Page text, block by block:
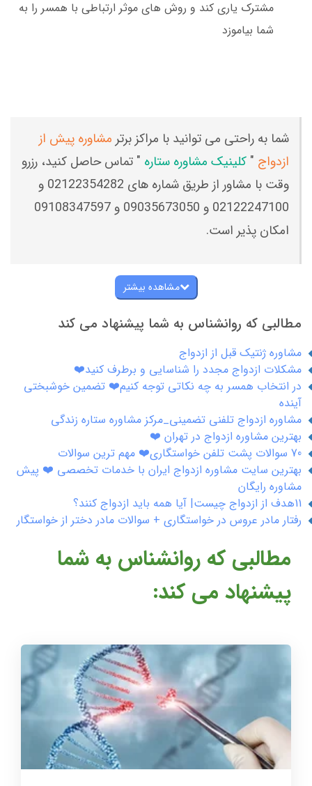
مشترک یاری کند و روش های موثر ارتباطی با همسر را به
شما بیاموزد
شما به راحتی می توانید با مراکز برتر مشاوره پیش از
ازدواج " کلینیک مشاوره ستاره " تماس حاصل کنید، رزرو
وقت با مشاور از طریق شماره های 02122354282 و
02122247100 و 09035673050 و 09108347597
امکان پذیر است.
مشاهده بیشتر
مطالبی که روانشناس به شما پیشنهاد می کند
مشاوره ژنتیک قبل از ازدواج
مشکلات ازدواج مجدد را شناسایی و برطرف کنید❤️
در انتخاب همسر به چه نکاتی توجه کنیم❤️ تضمین خوشبختی
آینده
مشاوره ازدواج تلفنی تضمینی_مرکز مشاوره ستاره زندگی
بهترین مشاوره ازدواج در تهران ❤️
70 سوالات پشت تلفن خواستگاری❤️ مهم ترین سوالات
بهترین سایت مشاوره ازدواج ایران با خدمات تخصصی ❤️ پیش
مشاوره رایگان
11هدف از ازدواج چیست| آیا همه باید ازدواج کنند؟
رفتار مادر عروس در خواستگاری + سوالات مادر دختر از خواستگار
مطالبی که روانشناس به شما
پیشنهاد می کند: